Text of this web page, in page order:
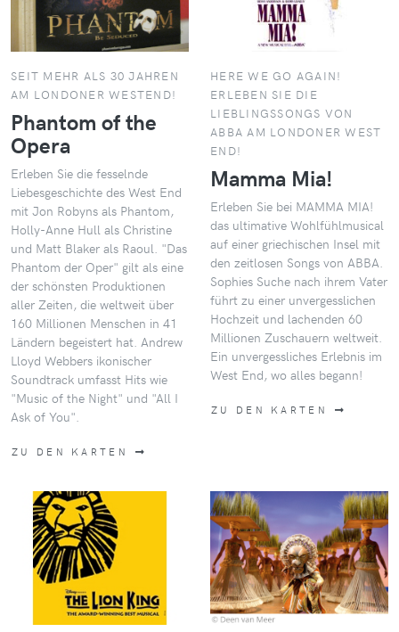
SEIT MEHR ALS 30 JAHREN
AM LONDONER WESTEND!
Phantom of the
Opera
Erleben Sie die fesselnde
Liebesgeschichte des West End
mit Jon Robyns als Phantom,
Holly-Anne Hull als Christine
und Matt Blaker als Raoul. "Das
Phantom der Oper" gilt als eine
der schönsten Produktionen
aller Zeiten, die weltweit über
160 Millionen Menschen in 41
Ländern begeistert hat. Andrew
Lloyd Webbers ikonischer
Soundtrack umfasst Hits wie
"Music of the Night" und "All I
Ask of You".
ZU DEN KARTEN
HERE WE GO AGAIN!
ERLEBEN SIE DIE
LIEBLINGSSONGS VON
ABBA AM LONDONER WEST
END!
Mamma Mia!
Erleben Sie bei MAMMA MIA!
das ultimative Wohlfühlmusical
auf einer griechischen Insel mit
den zeitlosen Songs von ABBA.
Sophies Suche nach ihrem Vater
führt zu einer unvergesslichen
Hochzeit und lachenden 60
Millionen Zuschauern weltweit.
Ein unvergessliches Erlebnis im
West End, wo alles begann!
ZU DEN KARTEN